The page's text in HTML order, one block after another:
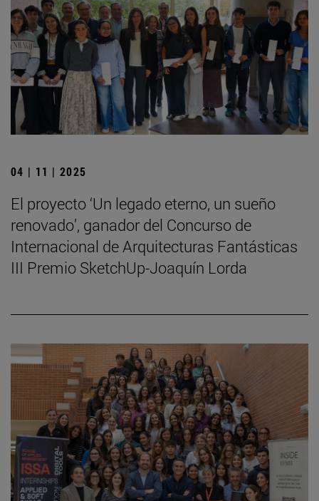
04 | 11 | 2025
El proyecto ‘Un legado eterno, un sueño
renovado’, ganador del Concurso de
Internacional de Arquitecturas Fantásticas
III Premio SketchUp-Joaquín Lorda